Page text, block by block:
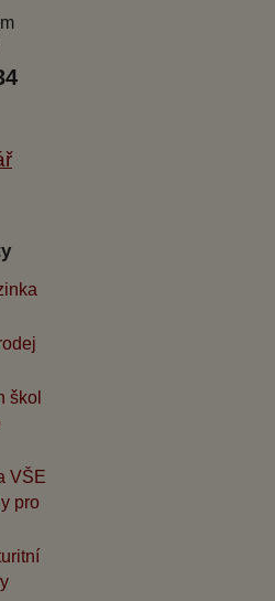
škol
VŠE
pro